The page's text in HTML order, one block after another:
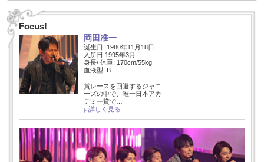
Focus!
岡田准一
誕生日: 1980年11月18日
入所日:1995年3月
身長/ 体重: 170cm/55kg
血液型: B
賞レースを回避するジャニ
ーズの中で、唯一日本アカ
デミー賞で…
詳しく見る